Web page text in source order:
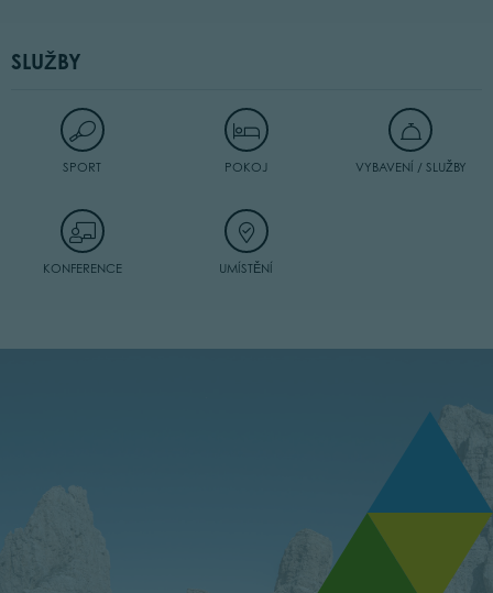
SLUŽBY
SPORT POKOJ VYBAVENÍ / SLUŽBY
KONFERENCE UMÍSTĚNÍ